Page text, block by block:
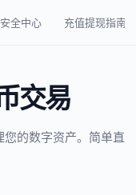
全中心 充值提现指南
交易
的数字资产。简单直